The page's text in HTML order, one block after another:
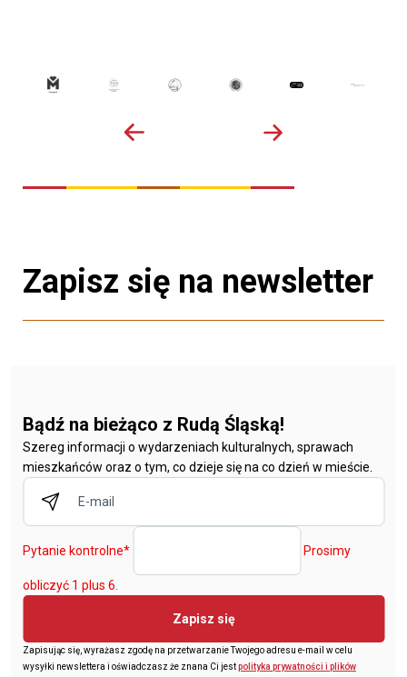
Zapisz się na newsletter
Bądź na bieżąco z Rudą Śląską!
Szereg informacji o wydarzeniach kulturalnych, sprawach
mieszkańców oraz o tym, co dzieje się na co dzień w mieście.
Pytanie kontrolne* Prosimy
obliczyć 1 plus 6.
Zapisz się
Zapisując się, wyrażasz zgodę na przetwarzanie Twojego adresu e-mail w celu
wysyłki newslettera i oświadczasz że znana Ci jestpolityka prywatności i plików